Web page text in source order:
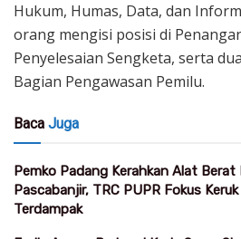
Hukum, Humas, Data, dan
orang mengisi posisi di
Penyelesaian Sengketa, serta
Bagian Pengawasan Pemilu.
Baca Juga
Pemko Padang Kerahkan Alat Berat
Pascabanjir, TRC PUPR Fokus
Terdampak